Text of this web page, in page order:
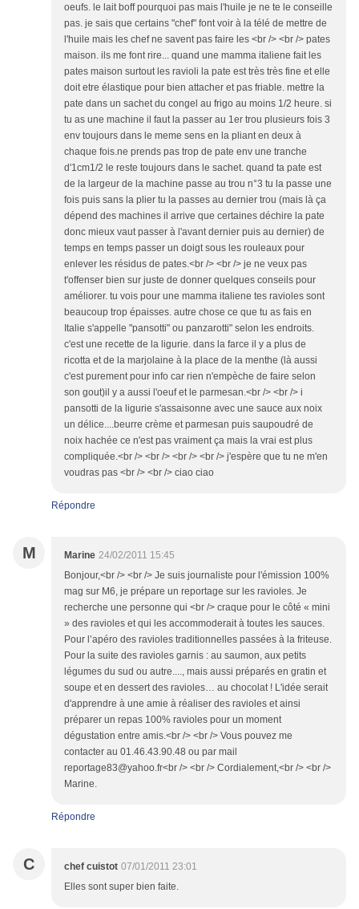
oeufs. le lait boff pourquoi pas mais l'huile je ne te le conseille
pas. je sais que certains "chef" font voir à la télé de mettre de
l'huile mais les chef ne savent pas faire les <br /> <br /> pates
maison. ils me font rire... quand une mamma italiene fait les
pates maison surtout les ravioli la pate est très très fine et elle
doit etre élastique pour bien attacher et pas friable. mettre la
pate dans un sachet du congel au frigo au moins 1/2 heure. si
tu as une machine il faut la passer au 1er trou plusieurs fois 3
env toujours dans le meme sens en la pliant en deux à
chaque fois.ne prends pas trop de pate env une tranche
d'1cm1/2 le reste toujours dans le sachet. quand ta pate est
de la largeur de la machine passe au trou n°3 tu la passe une
fois puis sans la plier tu la passes au dernier trou (mais là ça
dépend des machines il arrive que certaines déchire la pate
donc mieux vaut passer à l'avant dernier puis au dernier) de
temps en temps passer un doigt sous les rouleaux pour
enlever les résidus de pates.<br /> <br /> je ne veux pas
t'offenser bien sur juste de donner quelques conseils pour
améliorer. tu vois pour une mamma italiene tes ravioles sont
beaucoup trop épaisses. autre chose ce que tu as fais en
Italie s'appelle "pansotti" ou panzarotti" selon les endroits.
c'est une recette de la ligurie. dans la farce il y a plus de
ricotta et de la marjolaine à la place de la menthe (là aussi
c'est purement pour info car rien n'empèche de faire selon
son gout)il y a aussi l'oeuf et le parmesan.<br /> <br /> i
pansotti de la ligurie s'assaisonne avec une sauce aux noix
un délice....beurre crème et parmesan puis saupoudré de
noix hachée ce n'est pas vraiment ça mais la vrai est plus
compliquée.<br /> <br /> <br /> <br /> j'espère que tu ne m'en
voudras pas <br /> <br /> ciao ciao
Répondre
M Marine 24/02/2011 15:45
Bonjour,<br /> <br /> Je suis journaliste pour l'émission 100%
mag sur M6, je prépare un reportage sur les ravioles. Je
recherche une personne qui <br /> craque pour le côté « mini
» des ravioles et qui les accommoderait à toutes les sauces.
Pour l’apéro des ravioles traditionnelles passées à la friteuse.
Pour la suite des ravioles garnis : au saumon, aux petits
légumes du sud ou autre...., mais aussi préparés en gratin et
soupe et en dessert des ravioles… au chocolat ! L'idée serait
d'apprendre à une amie à réaliser des ravioles et ainsi
préparer un repas 100% ravioles pour un moment
dégustation entre amis.<br /> <br /> Vous pouvez me
contacter au 01.46.43.90.48 ou par mail
reportage83@yahoo.fr<br /> <br /> Cordialement,<br /> <br />
Marine.
Répondre
C chef cuistot 07/01/2011 23:01
Elles sont super bien faite.